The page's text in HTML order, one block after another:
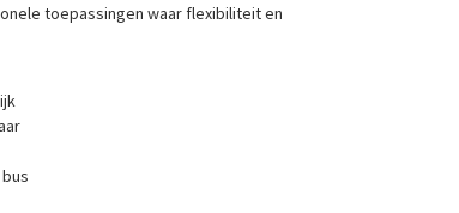
toepassingen waar flexibiliteit en